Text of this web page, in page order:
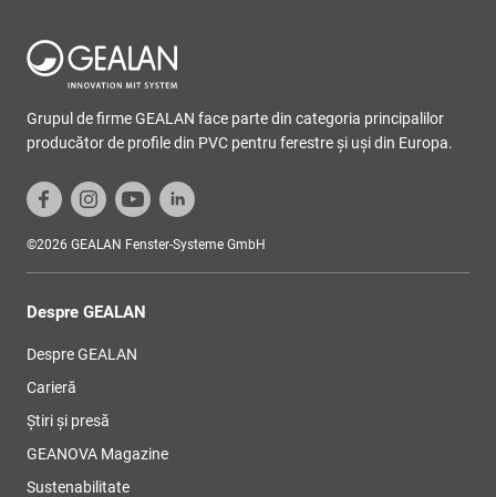
Grupul de firme GEALAN face parte din categoria principalilor
producător de profile din PVC pentru ferestre şi uşi din Europa.
©2026 GEALAN Fenster-Systeme GmbH
Despre GEALAN
Despre GEALAN
Carieră
Știri și presă
GEANOVA Magazine
Sustenabilitate